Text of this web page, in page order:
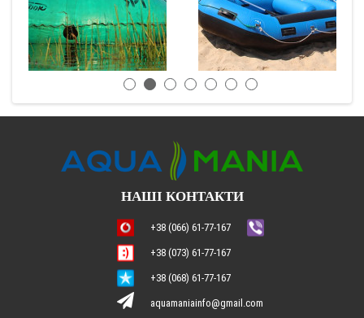
НАШІ КОНТАКТИ
+38 (066) 61-77-167
+38 (073) 61-77-167
+38 (068) 61-77-167
aquamaniainfo@gmail.com